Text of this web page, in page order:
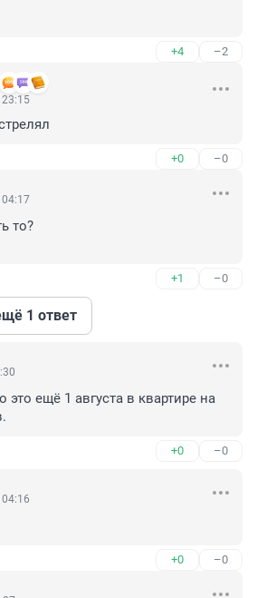
+4 –2
23:15
+0 –0
04:17
то?
+1 –0
1 ответ
ещё 1 августа в квартире на
+0 –0
04:16
+0 –0